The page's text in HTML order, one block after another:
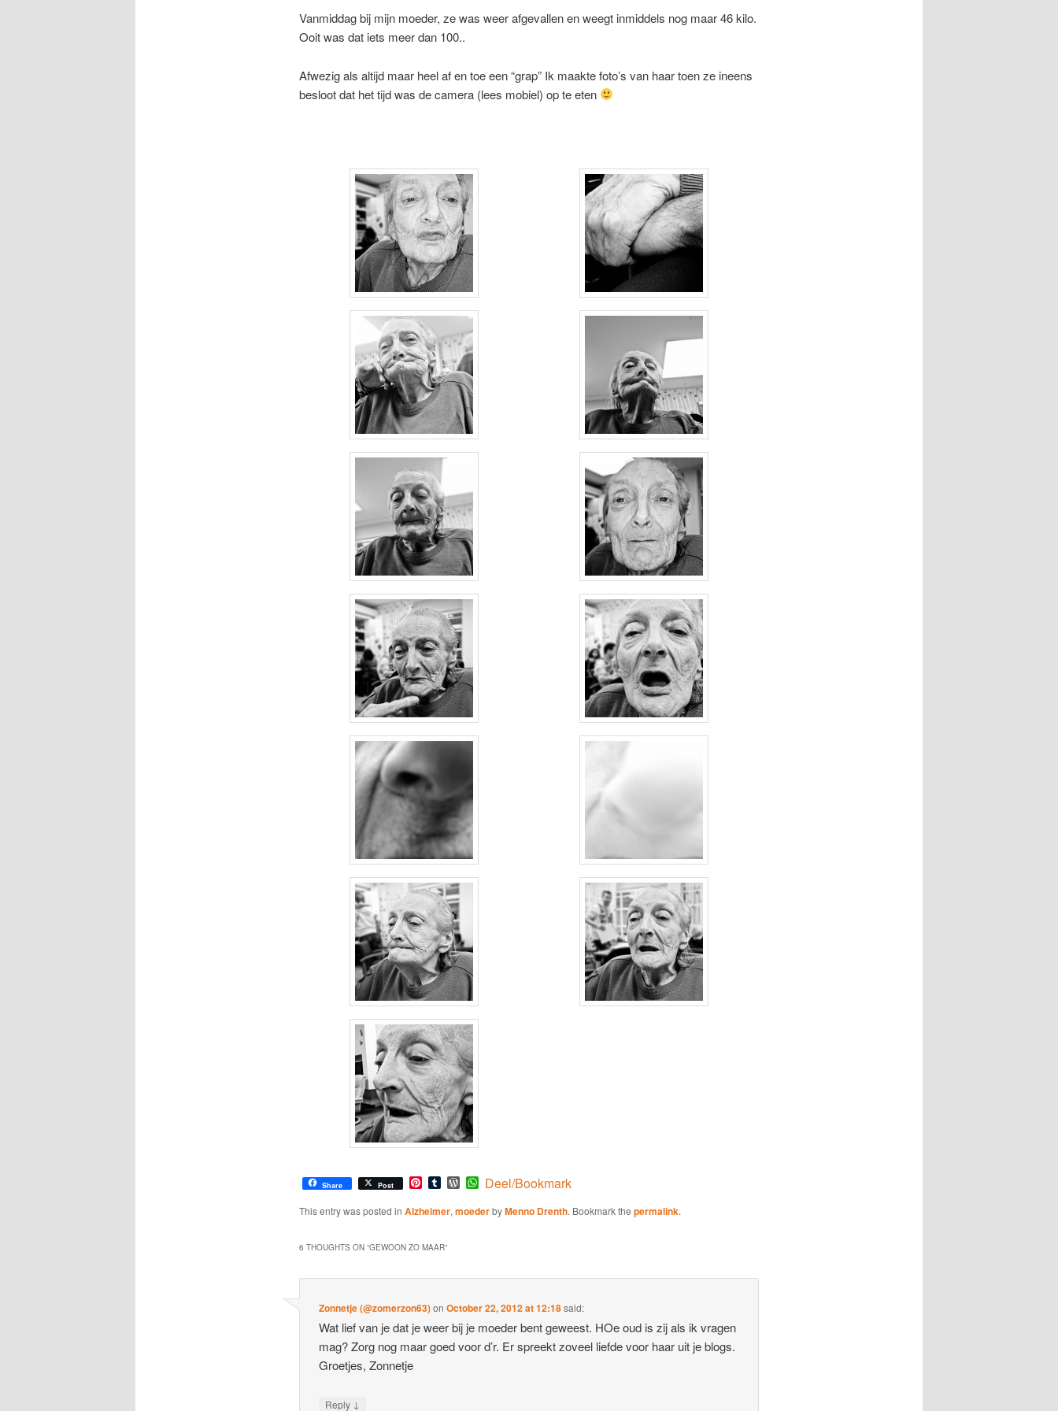
Vanmiddag bij mijn moeder, ze was weer afgevallen en weegt inmiddels nog maar 46 kilo.
Ooit was dat iets meer dan 100..
Afwezig als altijd maar heel af en toe een “grap” Ik maakte foto’s van haar toen ze ineens
besloot dat het tijd was de camera (lees mobiel) op te eten
Share Post Pinterest
TumblrWordPress
WhatsApp
Deel/Bookmark
This entry was posted in Alzheimer, moederbyMenno Drenth. Bookmark the permalink.
6 THOUGHTS ON “GEWOON ZO MAAR”
Zonnetje (@zomerzon63)onOctober 22, 2012 at 12:18said:
Wat lief van je dat je weer bij je moeder bent geweest. HOe oud is zij als ik vragen
mag? Zorg nog maar goed voor d’r. Er spreekt zoveel liefde voor haar uit je blogs.
Groetjes, Zonnetje
Reply ↓